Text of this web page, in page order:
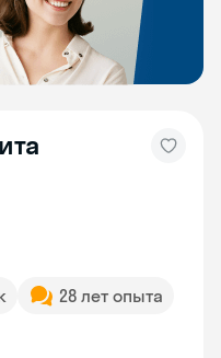
28 лет опыта